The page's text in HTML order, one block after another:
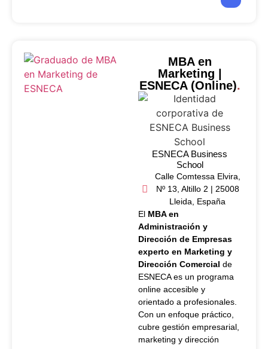
MBA en
Marketing |
ESNECA (Online).
ESNECA Business
School
Calle Comtessa Elvira,
Nº 13, Altillo 2 | 25008
Lleida, España
El MBA en
Administración y
Dirección de Empresas
experto en Marketing y
Dirección Comercial de
ESNECA es un programa
online accesible y
orientado a profesionales.
Con un enfoque práctico,
cubre gestión empresarial,
marketing y dirección